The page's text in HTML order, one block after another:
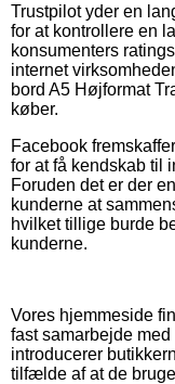
Trustpilot yder en
for at kontrollere en
konsumenters
internet
bord A5 Højformat
køber.
Facebook
for at få kendskab til
Foruden det er der
kunderne at
hvilket tillige burde
kunderne.
Vores hjemmeside
fast samarbejde
introducerer
tilfælde af at de